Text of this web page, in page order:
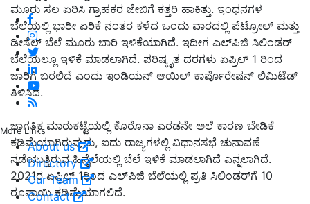
More Links
About us
Directory
Our Team
Contact
ಮೂರು ಸಲ ಏರಿಸಿ ಗ್ರಾಹಕರ ಜೇಬಿಗೆ ಕತ್ತರಿ ಹಾಕಿತ್ತು. ಇಂಧನಗಳ
ಬೆಲೆಯಲ್ಲಿ ಭಾರೀ ಏರಿಕೆ ನಂತರ ಕಳೆದ ಒಂದು ವಾರದಲ್ಲಿ ಪೆಟ್ರೋಲ್ ಮತ್ತು
ಡೀಸೆಲ್ ಬೆಲೆ ಮೂರು ಬಾರಿ ಇಳಿಕೆಯಾಗಿದೆ. ಇದೀಗ ಎಲ್‌ಪಿಜಿ ಸಿಲಿಂಡರ್
ಬೆಲೆಯಲ್ಲೂ ಇಳಿಕೆ ಮಾಡಲಾಗಿದೆ. ಪರಿಷ್ಕೃತ ದರಗಳು ಏಪ್ರಿಲ್ 1 ರಿಂದ
ಜಾರಿಗೆ ಬರಲಿದೆ ಎಂದು ಇಂಡಿಯನ್ ಆಯಿಲ್ ಕಾರ್ಪೊರೇಷನ್ ಲಿಮಿಟೆಡ್
ತಿಳಿಸಿದೆ.
ಜಾಗತಿಕ ಮಾರುಕಟ್ಟೆಯಲ್ಲಿ ಕೊರೊನಾ ಎರಡನೇ ಅಲೆ ಕಾರಣ ಬೇಡಿಕೆ
ಕಡಿಮೆಯಾಗಿರುವುದು, ಐದು ರಾಜ್ಯಗಳಲ್ಲಿ ವಿಧಾನಸಭೆ ಚುನಾವಣೆ
ನಡೆಯುತ್ತಿರುವ ಹಿನ್ನೆಲೆಯಲ್ಲಿ ಬೆಲೆ ಇಳಿಕೆ ಮಾಡಲಾಗಿದೆ ಎನ್ನಲಾಗಿದೆ.
2021ರ ಏಪ್ರಿಲ್ 1ರಿಂದ ಎಲ್‌ಪಿಜಿ ಬೆಲೆಯಲ್ಲಿ ಪ್ರತಿ ಸಿಲಿಂಡರ್‌ಗೆ 10
ರೂಪಾಯಿ ಕಡಿಮೆಯಾಗಲಿದೆ.